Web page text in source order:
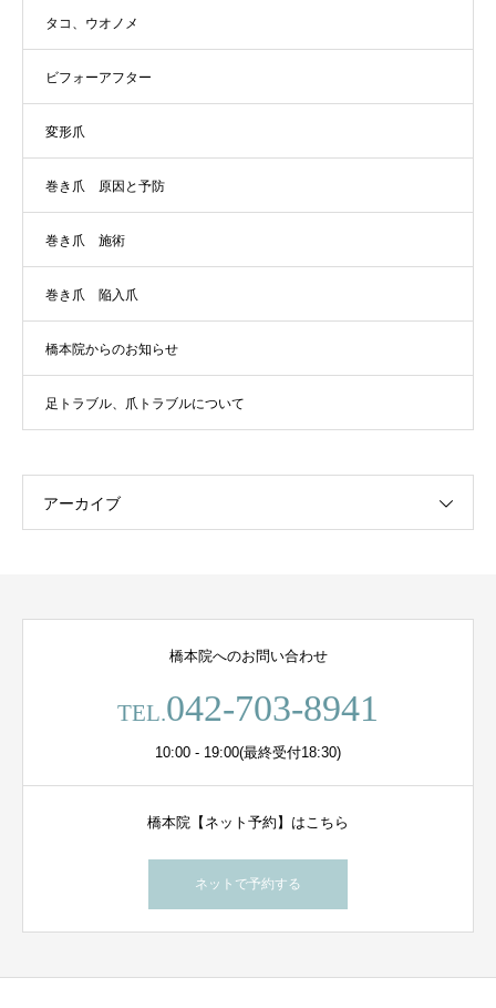
タコ、ウオノメ
ビフォーアフター
変形爪
巻き爪 原因と予防
巻き爪 施術
巻き爪 陥入爪
橋本院からのお知らせ
足トラブル、爪トラブルについて
アーカイブ
橋本院へのお問い合わせ
TEL.042-703-8941
10:00 - 19:00(最終受付18:30)
橋本院【ネット予約】はこちら
ネットで予約する